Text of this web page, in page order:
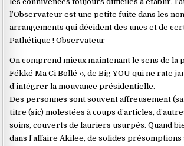
l’Observateur est une petite fuite dans les
arrangements qui décident des unes et de
Pathétique ! Observateur
On comprend mieux maintenant le sens de la
Fékké Ma Ci Bollé ››, de Big YOU qui ne rate
d’intégrer la mouvance présidentielle.
Des personnes sont souvent affreusement
titre (sic) molestées à coups d’articles,
soins, couverts de lauriers usurpés. Quand
dans l’affaire Akilee, de solides